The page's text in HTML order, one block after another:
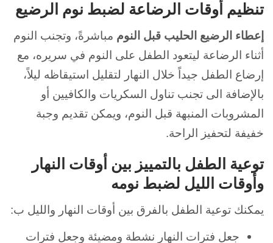
تنظيم أوقات الرضاعة لضبط نوم الرضيع
إعطاء الرضيع الحليب قبل النوم مباشرةً، وتجنب النوم
أثناء الرضاعة ليتعود الطفل على النوم في سريره، مع
إرضاع الطفل جيداً خلال النهار لتقليل استيقاظه ليلاً،
بالإضافة الى تجنب تناول السكريات والكافيين أو
المشروبات المنبهة قبل النوم، ويمكن تقديم وجبة
خفيفة لتحفيز الراحة.
توعية الطفل بالتمييز بين أوقات النهار
وأوقات الليل لضبط نومه
يمكنك توعية الطفل بالفرق بين أوقات النهار والليل ب:
جعل فترات النهار نشطة ومضيئة وجعل فترات